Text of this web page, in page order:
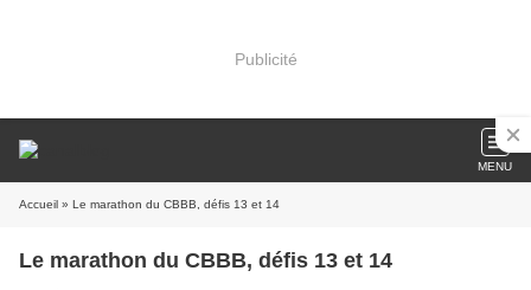
Publicité
MENU
Accueil » Le marathon du CBBB, défis 13 et 14
Le marathon du CBBB, défis 13 et 14